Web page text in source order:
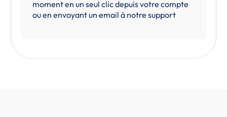
moment en un seul clic depuis votre compte
ou en envoyant un email à notre support